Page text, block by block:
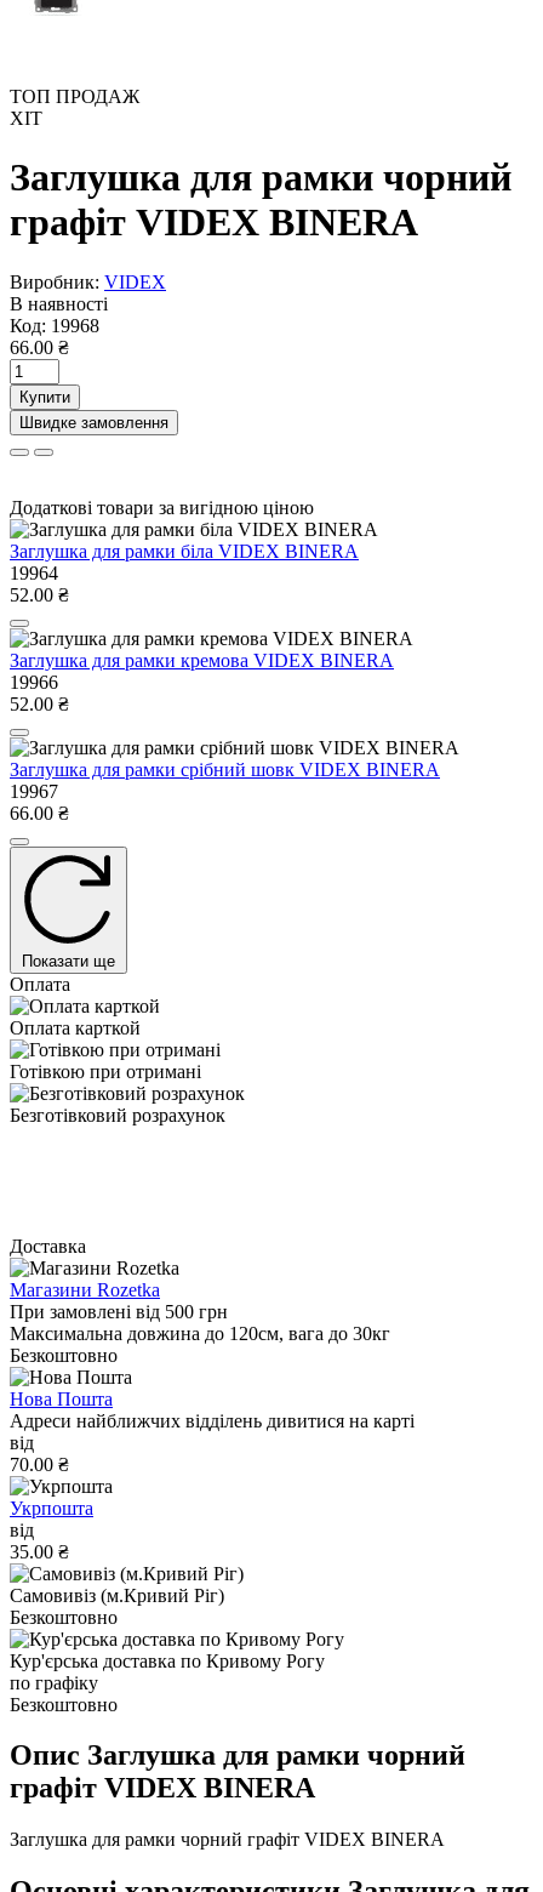
ТОП ПРОДАЖ
ХІТ
Заглушка для рамки чорний
графіт VIDEX BINERA
Виробник: VIDEX
В наявності
Код: 19968
66.00 ₴
Купити
Швидке замовлення
Додаткові товари за вигідною ціною
Заглушка для рамки біла VIDEX BINERA
19964
52.00 ₴
Заглушка для рамки кремова VIDEX BINERA
19966
52.00 ₴
Заглушка для рамки срібний шовк VIDEX BINERA
19967
66.00 ₴
Показати ще
Оплата
Оплата карткой
Готівкою при отримані
Безготівковий розрахунок
Доставка
Магазини Rozetka
При замовлені від 500 грн
Максимальна довжина до 120см, вага до 30кг
Безкоштовно
Нова Пошта
Адреси найближчих відділень дивитися на карті
від
70.00 ₴
Укрпошта
від
35.00 ₴
Самовивіз (м.Кривий Ріг)
Безкоштовно
Кур'єрська доставка по Кривому Рогу
по графіку
Безкоштовно
Опис Заглушка для рамки чорний
графіт VIDEX BINERA
Заглушка для рамки чорний графіт VIDEX BINERA